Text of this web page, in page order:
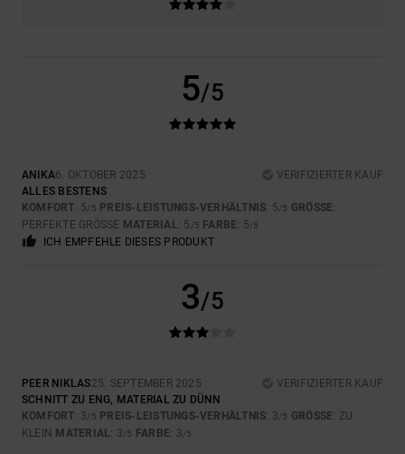
5/5
ANIKA6. OKTOBER 2025
VERIFIZIERTER KAUF
ALLES BESTENS
KOMFORT: 5/5 PREIS-LEISTUNGS-VERHÄLTNIS: 5/5 GRÖSSE :
PERFEKTE GRÖSSE MATERIAL: 5 /5 FARBE: 5/5
ICH EMPFEHLE DIESES PRODUKT
3/5
PEER NIKLAS25. SEPTEMBER 2025
VERIFIZIERTER KAUF
SCHNITT ZU ENG, MATERIAL ZU DÜNN
KOMFORT: 3/5 PREIS-LEISTUNGS-VERHÄLTNIS: 3/5 GRÖSSE : ZU
KLEIN
MATERIAL: 3/5 FARBE: 3/5